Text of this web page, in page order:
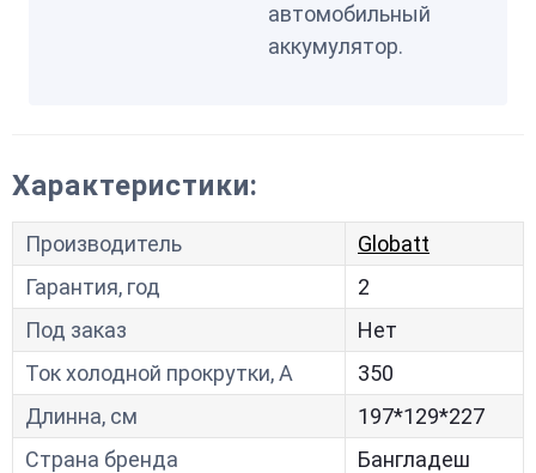
автомобильный
аккумулятор.
Характеристики:
Производитель
Globatt
Гарантия, год
2
Под заказ
Нет
Ток холодной прокрутки, A
350
Длинна, см
197*129*227
Страна бренда
Бангладеш